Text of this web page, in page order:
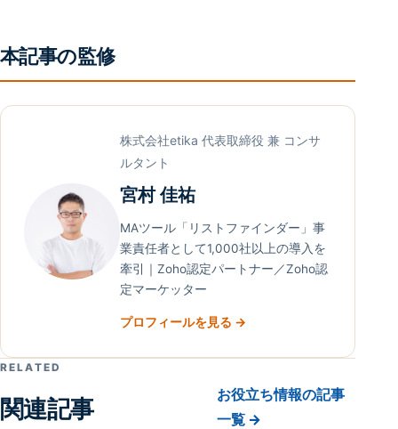
本記事の監修
株式会社etika 代表取締役 兼 コンサ
ルタント
宮村 佳祐
MAツール「リストファインダー」事
業責任者として1,000社以上の導入を
牽引｜Zoho認定パートナー／Zoho認
定マーケッター
プロフィールを見る →
RELATED
関連記事
お役立ち情報の記事
一覧 →